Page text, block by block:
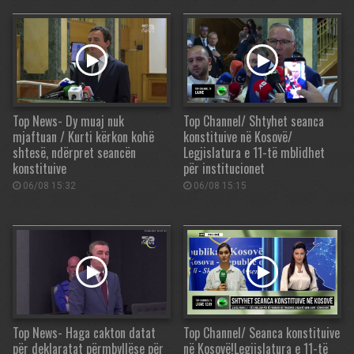
Top News- Dy muaj nuk
mjaftuan / Kurti kërkon kohë
shtesë, ndërpret seancën
konstituive
06/08 15:32
Top Channel/ Shtyhet seanca
konstituive në Kosovë/
Legjislatura e 11-të mblidhet
për institucionet
06/08 15:15
Top News- Haga cakton datat
për deklaratat përmbyllëse për
Top Channel/ Seanca konstituive
në Kosovë!Legjislatura e 11-të